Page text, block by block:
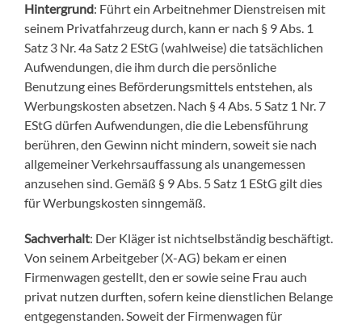
Hintergrund: Führt ein Arbeitnehmer Dienstreisen mit
seinem Privatfahrzeug durch, kann er nach § 9 Abs. 1
Satz 3 Nr. 4a Satz 2 EStG (wahlweise) die tatsächlichen
Aufwendungen, die ihm durch die persönliche
Benutzung eines Beförderungsmittels entstehen, als
Werbungskosten absetzen. Nach § 4 Abs. 5 Satz 1 Nr. 7
EStG dürfen Aufwendungen, die die Lebensführung
berühren, den Gewinn nicht mindern, soweit sie nach
allgemeiner Verkehrsauffassung als unangemessen
anzusehen sind. Gemäß § 9 Abs. 5 Satz 1 EStG gilt dies
für Werbungskosten sinngemäß.
Sachverhalt: Der Kläger ist nichtselbständig beschäftigt.
Von seinem Arbeitgeber (X-AG) bekam er einen
Firmenwagen gestellt, den er sowie seine Frau auch
privat nutzen durften, sofern keine dienstlichen Belange
entgegenstanden. Soweit der Firmenwagen für